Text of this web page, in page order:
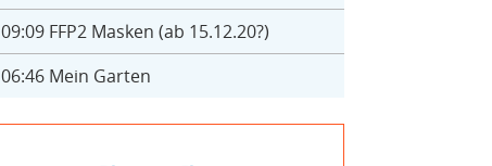
09:09FFP2 Masken (ab 15.12.20?)
06:46Mein Garten